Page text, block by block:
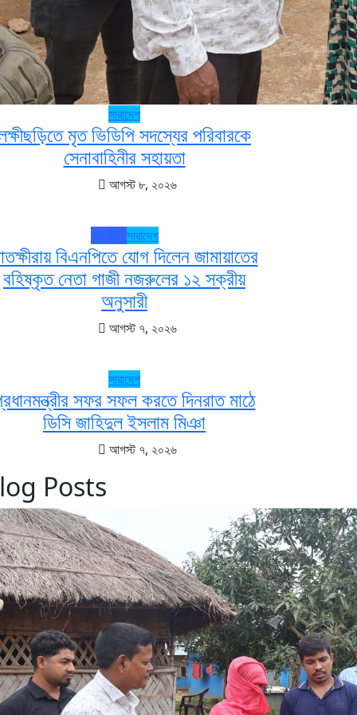
সারাদেশ
মৃত ভিডিপি সদস্যের পরিবারকে
সেনাবাহিনীর সহায়তা
আগস্ট ৮, ২০২৬
রাজনীতি সারাদেশ
বিএনপিতে যোগ দিলেন জামায়াতের
বহিষ্কৃত নেতা গাজী নজরুলের ১২ সক্রীয়
অনুসারী
আগস্ট ৭, ২০২৬
সারাদেশ
সফর সফল করতে দিনরাত মাঠে
ডিসি জাহিদুল ইসলাম মিঞা
আগস্ট ৭, ২০২৬
Posts